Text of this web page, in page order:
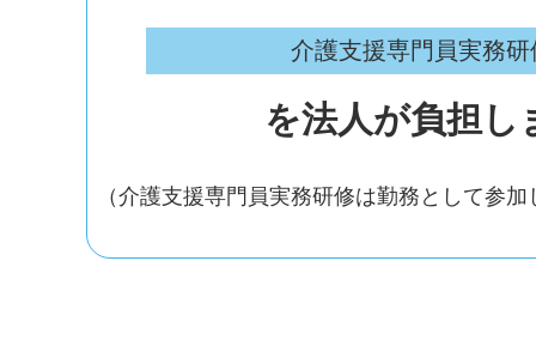
介護支援専門員実務研
を法人が負担し
（介護支援専門員実務研修は勤務として参